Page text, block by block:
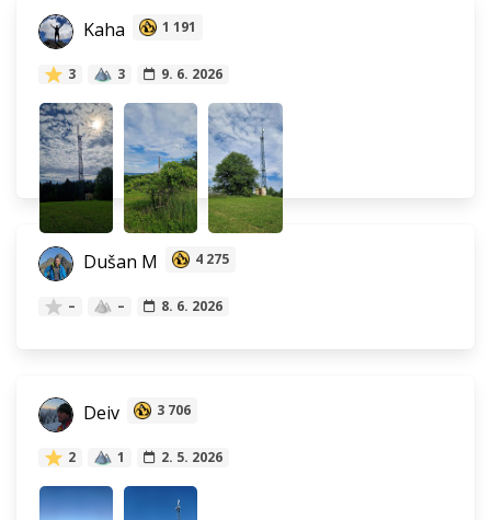
Kaha 1 191
3 3 9. 6. 2026
Dušan M 4 275
– – 8. 6. 2026
Deiv 3 706
2 1 2. 5. 2026